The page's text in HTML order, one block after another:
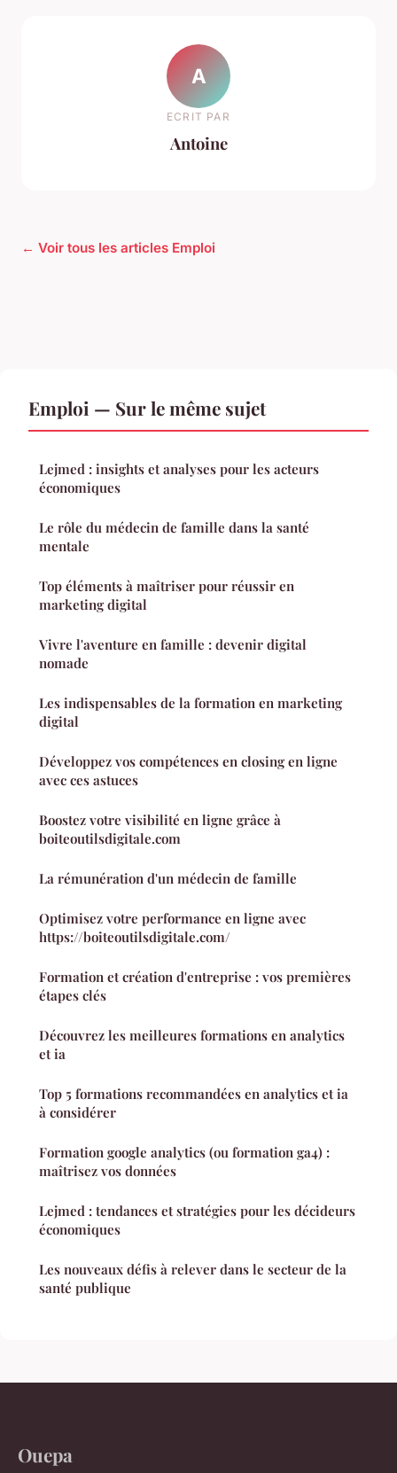
A
ECRIT PAR
Antoine
← Voir tous les articles Emploi
Emploi — Sur le même sujet
Lejmed : insights et analyses pour les acteurs
économiques
Le rôle du médecin de famille dans la santé
mentale
Top éléments à maîtriser pour réussir en
marketing digital
Vivre l'aventure en famille : devenir digital
nomade
Les indispensables de la formation en marketing
digital
Développez vos compétences en closing en ligne
avec ces astuces
Boostez votre visibilité en ligne grâce à
boiteoutilsdigitale.com
La rémunération d'un médecin de famille
Optimisez votre performance en ligne avec
https://boiteoutilsdigitale.com/
Formation et création d'entreprise : vos premières
étapes clés
Découvrez les meilleures formations en analytics
et ia
Top 5 formations recommandées en analytics et ia
à considérer
Formation google analytics (ou formation ga4) :
maîtrisez vos données
Lejmed : tendances et stratégies pour les décideurs
économiques
Les nouveaux défis à relever dans le secteur de la
santé publique
Ouepa